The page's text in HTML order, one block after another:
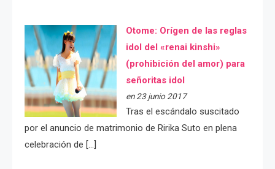
Otome: Orígen de las reglas
idol del «renai kinshi»
(prohibición del amor) para
señoritas idol
en 23 junio 2017
Tras el escándalo suscitado
por el anuncio de matrimonio de Ririka Suto en plena
celebración de […]